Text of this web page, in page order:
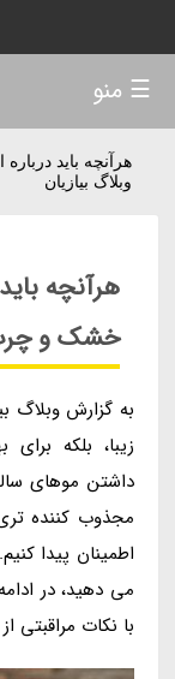
هرآنچه باید
وبلاگ بیازیان
هرآنچه
خشک و
به گزارش وبلاگ
زیبا، بلکه
داشتن موهای
مجذوب کننده
اطمینان پیدا
می دهید، در
با نکات
☰ منو